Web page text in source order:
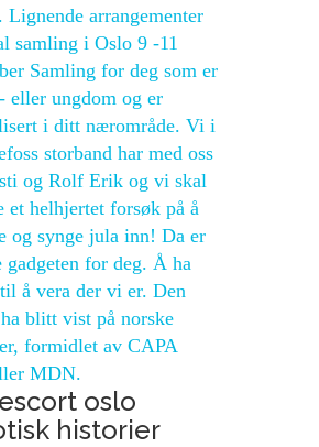
Lignende arrangementer
samling i Oslo 9 -11
Samling for deg som er
eller ungdom og er
i ditt nærområde. Vi i
storband har med oss
og Rolf Erik og vi skal
et helhjertet forsøk på å
og synge jula inn! Da er
gadgeten for deg. Å ha
å vera der vi er. Den
blitt vist på norske
formidlet av CAPA
MDN.
oslo
historier